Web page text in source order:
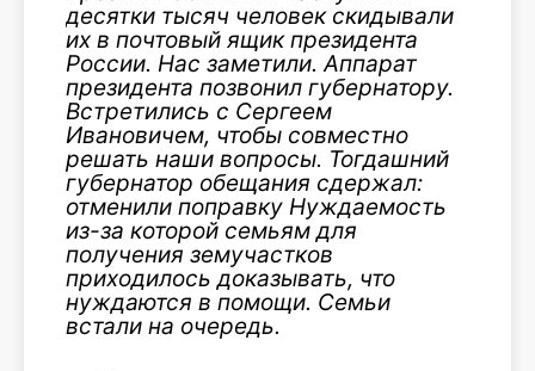
десятки тысяч человек скидывали
их в почтовый ящик президента
России. Нас заметили. Аппарат
президента позвонил губернатору.
Встретились с Сергеем
Ивановичем, чтобы совместно
решать наши вопросы. Тогдашний
губернатор обещания сдержал:
отменили поправку Нуждаемость
из-за которой семьям для
получения земучастков
приходилось доказывать, что
нуждаются в помощи. Семьи
встали на очередь.